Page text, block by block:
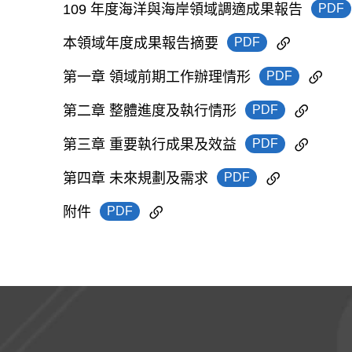
109 年度海洋與海岸領域調適成果報告 PDF
本領域年度成果報告摘要 PDF
第一章 領域前期工作辦理情形 PDF
第二章 整體進度及執行情形 PDF
第三章 重要執行成果及效益 PDF
第四章 未來規劃及需求 PDF
附件 PDF